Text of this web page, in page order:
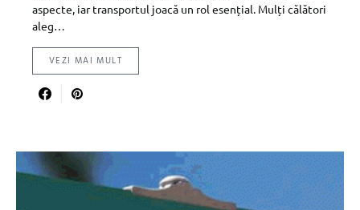
aspecte, iar transportul joacă un rol esențial. Mulți călători
aleg…
VEZI MAI MULT